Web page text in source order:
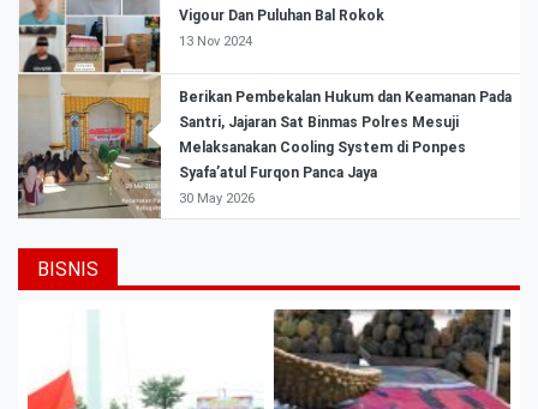
Vigour Dan Puluhan Bal Rokok
13 Nov 2024
Berikan Pembekalan Hukum dan Keamanan Pada
Santri, Jajaran Sat Binmas Polres Mesuji
Melaksanakan Cooling System di Ponpes
Syafa’atul Furqon Panca Jaya
30 May 2026
BISNIS